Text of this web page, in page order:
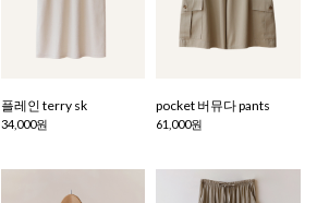
플레인 terry sk
34,000원
pocket 버뮤다 pants
61,000원